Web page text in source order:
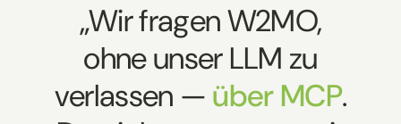
„Wir fragen W2MO,
ohne unser LLM zu
verlassen — über MCP.